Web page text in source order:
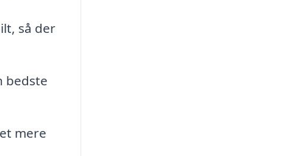
så der
bedste
mere